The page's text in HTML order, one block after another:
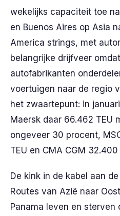
wekelijks capaciteit toe
en Buenos Aires op Asia
America strings, met
belangrijke drijfveer
autofabrikanten
voertuigen naar de regio
het zwaartepunt: in
Maersk daar 66.462 TEU
ongeveer 30 procent,
TEU en CMA CGM 32.400
De kink in de kabel aan
Routes van Azië naar
Panama leven en sterven